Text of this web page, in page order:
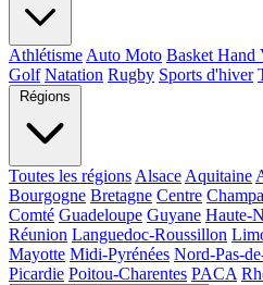
Athlétisme Auto Moto Basket Hand
Golf Natation Rugby Sports d'hiver
Régions
Toutes les régions Alsace Aquitaine
Bourgogne Bretagne Centre
Comté Guadeloupe Guyane Haute-
Réunion Languedoc-Roussillon
Mayotte Midi-Pyrénées Nord-Pas-
Picardie Poitou-Charentes PACA